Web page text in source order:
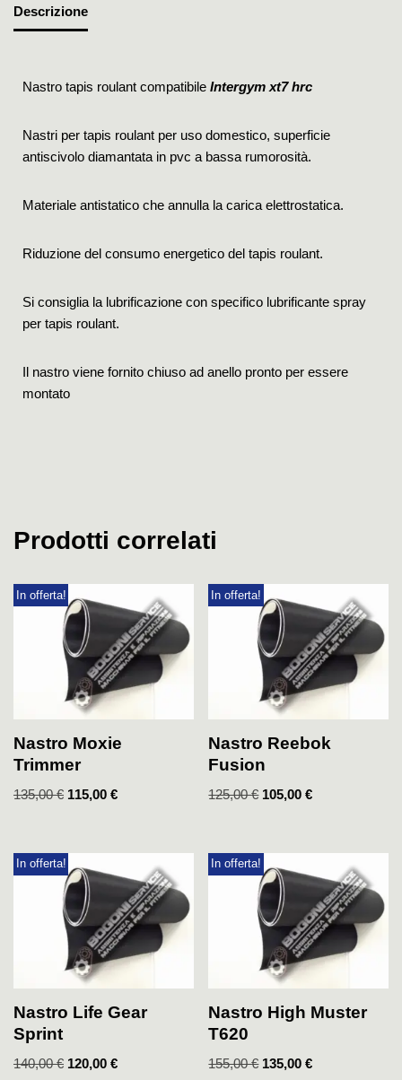
Descrizione
Nastro tapis roulant compatibile Intergym xt7 hrc
Nastri per tapis roulant per uso domestico, superficie
antiscivolo diamantata in pvc a bassa rumorosità.
Materiale antistatico che annulla la carica elettrostatica.
Riduzione del consumo energetico del tapis roulant.
Si consiglia la lubrificazione con specifico lubrificante spray
per tapis roulant.
Il nastro viene fornito chiuso ad anello pronto per essere
montato
Prodotti correlati
In offerta!
Nastro Moxie
Trimmer
135,00€ 115,00 €
In offerta!
Nastro Reebok
Fusion
125,00€ 105,00€
In offerta!
Nastro Life Gear
Sprint
140,00€ 120,00 €
In offerta!
Nastro High Muster
T620
155,00€ 135,00€